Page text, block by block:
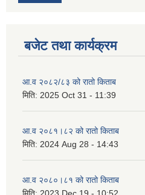
बजेट तथा कार्यक्रम
आ.व २०८२/८३ को रातो किताब
मिति: 2025 Oct 31 - 11:39
आ.व २०८१।८२ को रातो किताब
मिति: 2024 Aug 28 - 14:43
आ.व २०८०।८१ को रातो किताब